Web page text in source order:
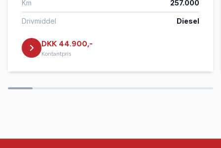
Blind vinkel detektion
Buet lys
Km 257.000
Drivmiddel Diesel
DKK 44.900,-
Kontantpris